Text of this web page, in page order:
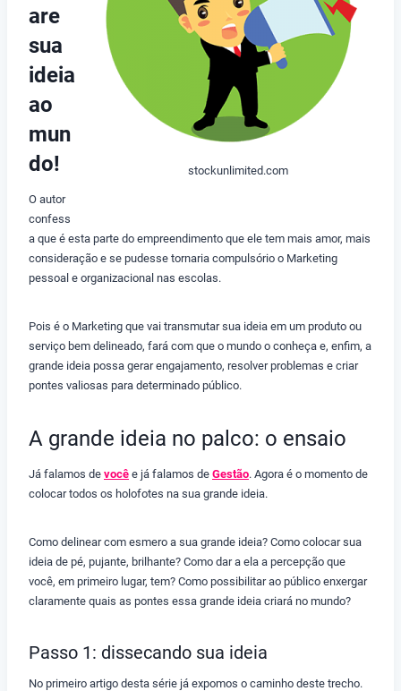
stockunlimited.com
are
sua
ideia
ao
mun
do!
O autor
confess
a que é esta parte do empreendimento que ele tem mais amor, mais
consideração e se pudesse tornaria compulsório o Marketing
pessoal e organizacional nas escolas.
Pois é o Marketing que vai transmutar sua ideia em um produto ou
serviço bem delineado, fará com que o mundo o conheça e, enfim, a
grande ideia possa gerar engajamento, resolver problemas e criar
pontes valiosas para determinado público.
A grande ideia no palco: o ensaio
Já falamos de você e já falamos de Gestão. Agora é o momento de
colocar todos os holofotes na sua grande ideia.
Como delinear com esmero a sua grande ideia? Como colocar sua
ideia de pé, pujante, brilhante? Como dar a ela a percepção que
você, em primeiro lugar, tem? Como possibilitar ao público enxergar
claramente quais as pontes essa grande ideia criará no mundo?
Passo 1: dissecando sua ideia
No primeiro artigo desta série já expomos o caminho deste trecho.